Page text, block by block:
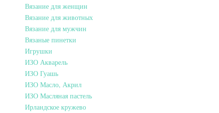
Вязание для женщин
Вязание для животных
Вязание для мужчин
Вязаные пинетки
Игрушки
ИЗО Акварель
ИЗО Гуашь
ИЗО Масло, Акрил
ИЗО Масляная пастель
Ирландское кружево